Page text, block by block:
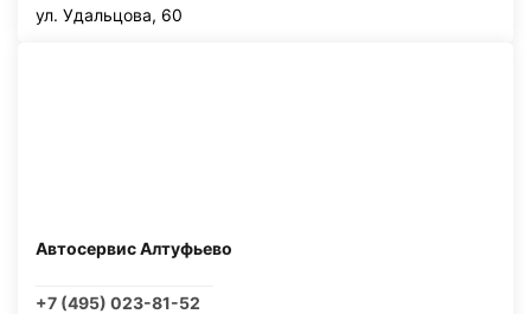
ул. Удальцова, 60
Автосервис Алтуфьево
+7 (495) 023-81-52